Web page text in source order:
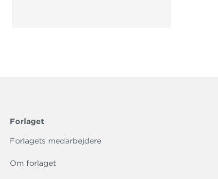
Forlaget
Forlagets medarbejdere
Om forlaget